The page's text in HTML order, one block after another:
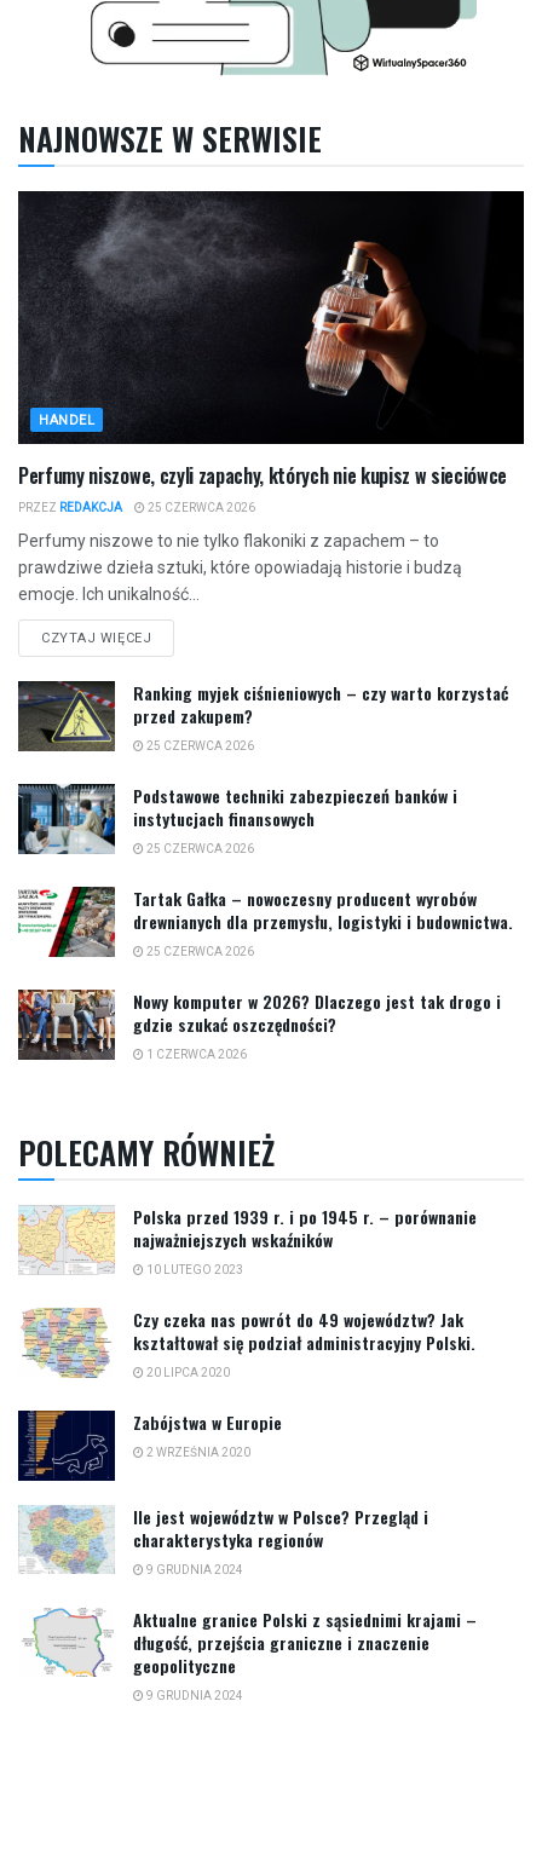
NAJNOWSZE W SERWISIE
HANDEL
Perfumy niszowe, czyli zapachy, których nie kupisz w sieciówce
PRZEZ REDAKCJA 25 CZERWCA 2026
Perfumy niszowe to nie tylko flakoniki z zapachem – to
prawdziwe dzieła sztuki, które opowiadają historie i budzą
emocje. Ich unikalność...
CZYTAJ WIĘCEJ
Ranking myjek ciśnieniowych – czy warto korzystać
przed zakupem?
25 CZERWCA 2026
Podstawowe techniki zabezpieczeń banków i
instytucjach finansowych
25 CZERWCA 2026
Tartak Gałka – nowoczesny producent wyrobów
drewnianych dla przemysłu, logistyki i budownictwa.
25 CZERWCA 2026
Nowy komputer w 2026? Dlaczego jest tak drogo i
gdzie szukać oszczędności?
1 CZERWCA 2026
POLECAMY RÓWNIEŻ
Polska przed 1939 r. i po 1945 r. – porównanie
najważniejszych wskaźników
10 LUTEGO 2023
Czy czeka nas powrót do 49 województw? Jak
kształtował się podział administracyjny Polski.
20 LIPCA 2020
Zabójstwa w Europie
2 WRZEŚNIA 2020
Ile jest województw w Polsce? Przegląd i
charakterystyka regionów
9 GRUDNIA 2024
Aktualne granice Polski z sąsiednimi krajami –
długość, przejścia graniczne i znaczenie
geopolityczne
9 GRUDNIA 2024